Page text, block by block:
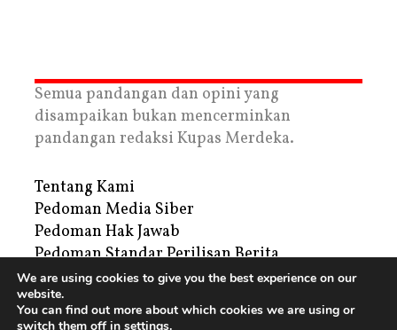
Semua pandangan dan opini yang
disampaikan bukan mencerminkan
pandangan redaksi Kupas Merdeka.
Tentang Kami
Pedoman Media Siber
Pedoman Hak Jawab
Pedoman Standar Perilisan Berita
Privacy Policy
Periklanan
We are using cookies to give you the best experience on our
website.
You can find out more about which cookies we are using or
switch them off in settings.